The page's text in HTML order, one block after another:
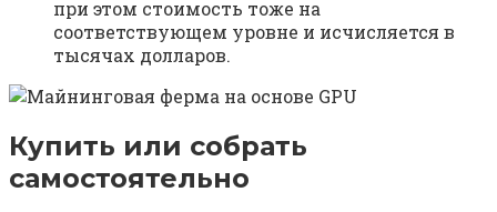
при этом стоимость тоже на
соответствующем уровне и исчисляется в
тысячах долларов.
Купить или собрать
самостоятельно